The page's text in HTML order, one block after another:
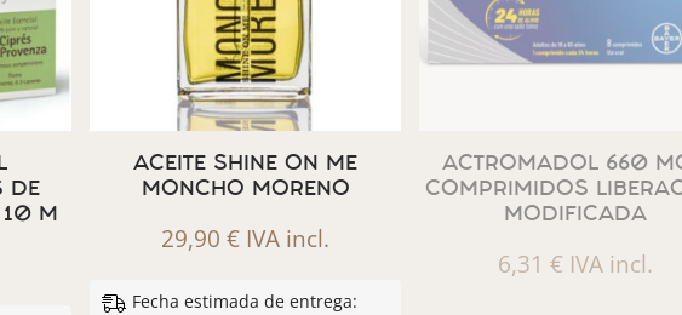
DE
10 M
ACEITE SHINE ON ME
MONCHO MORENO
29,90€ IVA incl.
Fecha estimada de entrega:
ACTROMADOL 660
COMPRIMIDOS
MODIFICADA
6,31€ IVA incl.